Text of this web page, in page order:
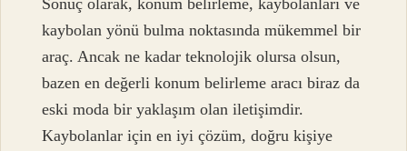
kaybolan yönü bulma noktasında mükemmel bir
araç. Ancak ne kadar teknolojik olursa olsun,
bazen en değerli konum belirleme aracı biraz da
eski moda bir yaklaşım olan iletişimdir.
Kaybolanlar için en iyi çözüm, doğru kişiye